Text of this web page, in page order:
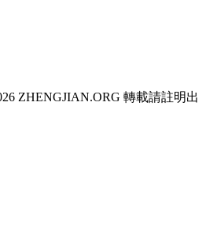
ZHENGJIAN.ORG 轉載請註明出